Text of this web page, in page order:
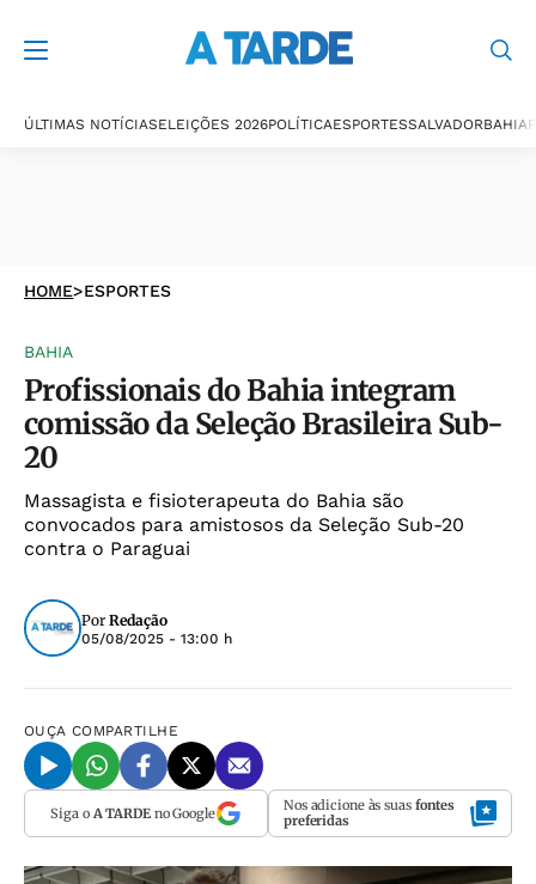
ÚLTIMAS NOTÍCIASELEIÇÕES 2026POLÍTICAESPORTESSALVADORBAHIA
HOME>ESPORTES
BAHIA
Profissionais do Bahia integram
comissão da Seleção Brasileira Sub-
20
Massagista e fisioterapeuta do Bahia são
convocados para amistosos da Seleção Sub-20
contra o Paraguai
Por Redação
05/08/2025 - 13:00 h
OUÇA COMPARTILHE
Siga o A TARDEno Google Nos adicione às suas fontes
preferidas